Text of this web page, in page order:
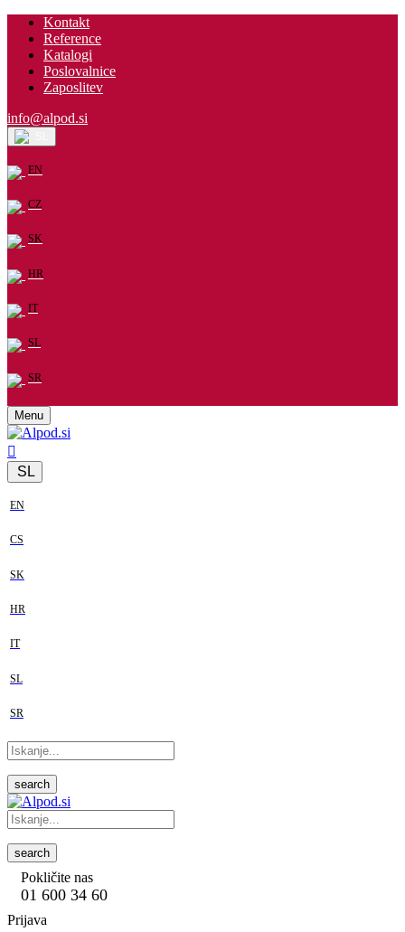
Kontakt
Reference
Katalogi
Poslovalnice
Zaposlitev
info@alpod.si
EN
CZ
SK
HR
IT
SL
SR
Menu
SL
EN
CS
SK
HR
IT
SL
SR
search
search
Pokličite nas
01 600 34 60
Prijava